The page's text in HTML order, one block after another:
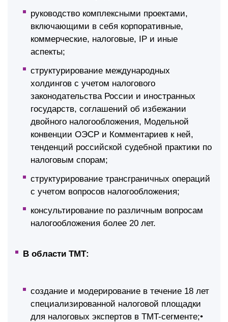
руководство комплексными проектами,
включающими в себя корпоративные,
коммерческие, налоговые, IP и иные
аспекты;
структурирование международных
холдингов с учетом налогового
законодательства России и иностранных
государств, соглашений об избежании
двойного налогообложения, Модельной
конвенции ОЭСР и Комментариев к ней,
тенденций российской судебной практики по
налоговым спорам;
структурирование трансграничных операций
с учетом вопросов налогообложения;
консультирование по различным вопросам
налогообложения более 20 лет.
В области ТМТ:
создание и модерирование в течение 18 лет
специализированной налоговой площадки
для налоговых экспертов в TMT-сегменте;•